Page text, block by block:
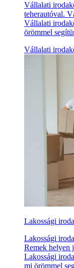
Vállalati
teherautóval.
Vállalati
örömmel
Vállalati
Lakossági
Lakossági
Remek helyen
Lakossági
mi örömmel